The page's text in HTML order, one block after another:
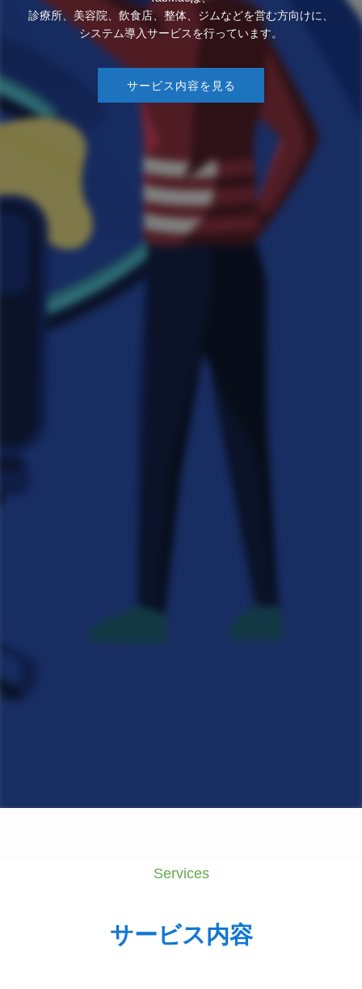
診療所、美容院、飲食店、整体、ジムなどを営む方向けに、
システム導入サービスを行っています。
サービス内容を見る
Services
サービス内容